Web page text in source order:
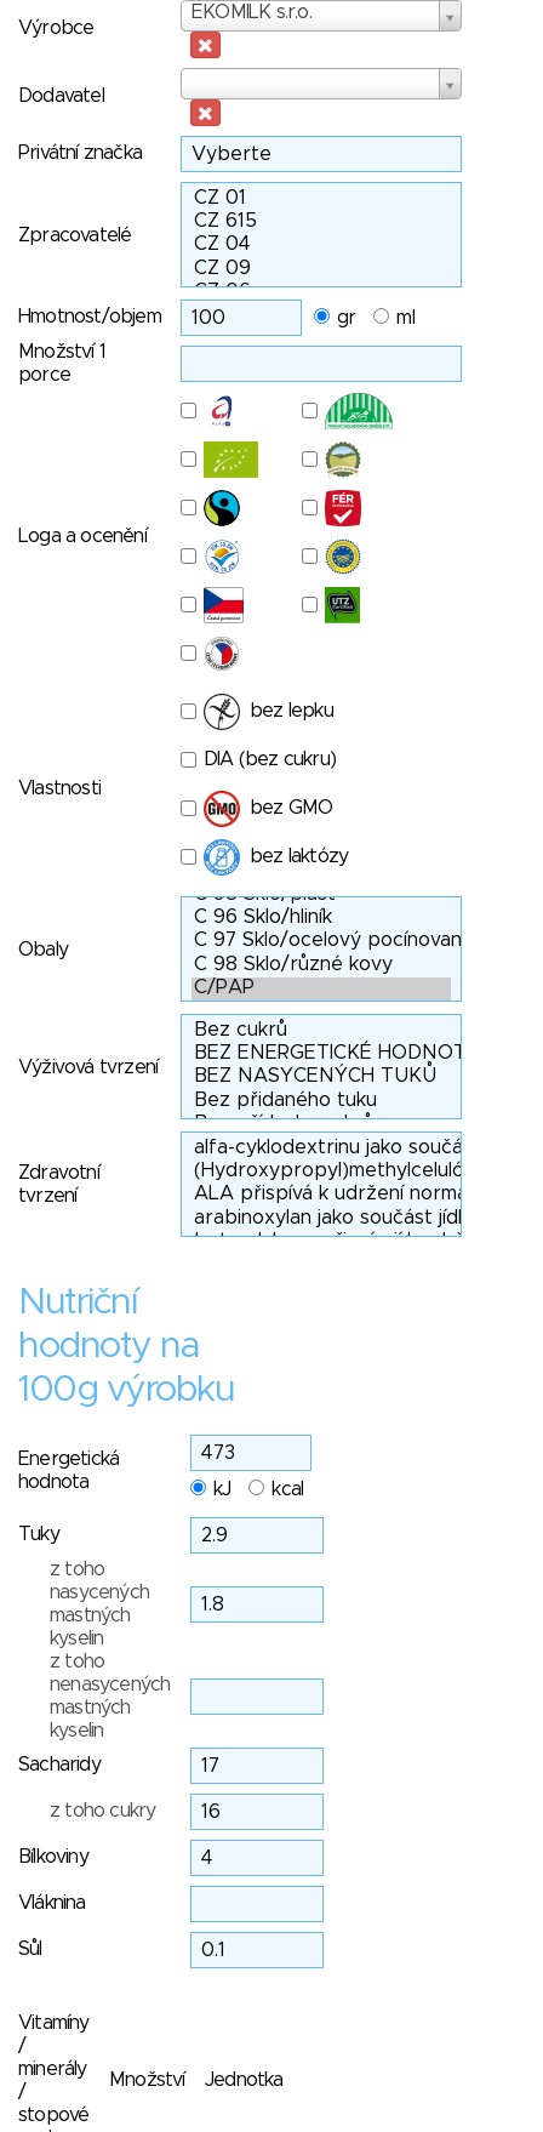
Výrobce
EKOMILK s.r.o.
Výrobce
Dodavatel
Privátní značka
Zpracovatelé
Hmotnost/objem gr
ml
Množství 1
porce
Loga a ocenění
Vlastnosti
bez lepku
DIA (bez cukru)
bez GMO
bez laktózy
Obaly
Výživová tvrzení
Zdravotní
tvrzení
Nutriční
hodnoty na
100g výrobku
Energetická
hodnota
kJ kcal
Tuky
z toho
nasycených
mastných
kyselin
z toho
nenasycených
mastných
kyselin
Sacharidy
z toho cukry
Bílkoviny
Vláknina
Sůl
Vitamíny
/
minerály
/
stopové
Množství Jednotka